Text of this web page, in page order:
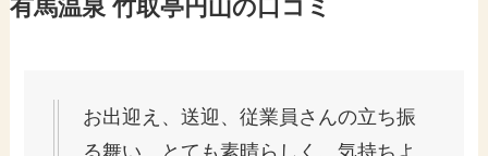
有馬温泉 竹取亭円山の口コミ
お出迎え、送迎、従業員さんの立ち振